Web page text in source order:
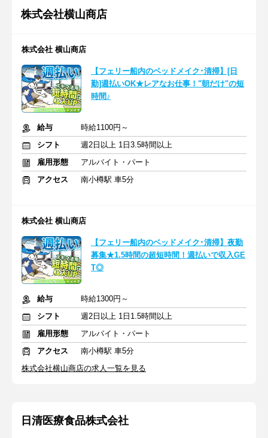
株式会社横山商店
株式会社 横山商店
【フェリー船内のベッドメイク･清掃】[日
勤]週払いOK★レアなお仕事！"朝だけ"の短
時間♪
給与
時給1100円～
シフト
週2日以上 1日3.5時間以上
雇用形態
アルバイト・パート
アクセス
南小樽駅 車5分
株式会社 横山商店
【フェリー船内のベッドメイク･清掃】夜勤
募集★1.5時間の超短時間！週払いで収入GE
T◎
給与
時給1300円～
シフト
週2日以上 1日1.5時間以上
雇用形態
アルバイト・パート
アクセス
南小樽駅 車5分
株式会社横山商店の求人一覧を見る
日清医療食品株式会社